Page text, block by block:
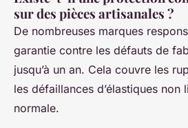
sur des pièces artisanales ?
De nombreuses marques
garantie contre les défauts de
jusqu’à un an. Cela couvre les
les défaillances d’élastiques non
normale.